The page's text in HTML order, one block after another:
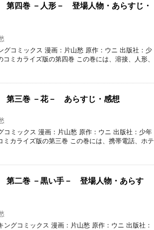
第四巻 －人形－ 登場人物・あらすじ・
コミックス 漫画：片山愁 原作：ウニ 出版社：少
ミカライズ版の第四巻 この巻には、溶接、人形、
第三巻 －花－ あらすじ・感想
ミックス 漫画：片山愁 原作：ウニ 出版社：少年
カライズ版の第三巻 この巻には、携帯電話、ホテ
第二巻 －黒い手－ 登場人物・あらす
グコミックス 漫画：片山愁 原作：ウニ 出版社：